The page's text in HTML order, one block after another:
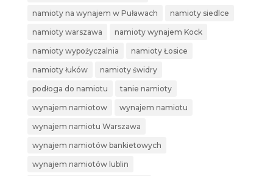
namioty na wynajem w Puławach namioty siedlce
namioty warszawa namioty wynajem Kock
namioty wypożyczalnia namioty Łosice
namioty łuków namioty świdry
podłoga do namiotu tanie namioty
wynajem namiotow wynajem namiotu
wynajem namiotu Warszawa
wynajem namiotów bankietowych
wynajem namiotów lublin